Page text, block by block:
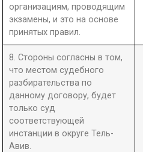
организациям, проводящим
экзамены, и это на основе
принятых правил.
8. Стороны согласны в том,
что местом судебного
разбирательства по
данному договору, будет
только суд
соответствующей
инстанции в округе Тель-
Авив.